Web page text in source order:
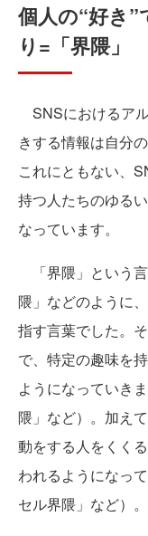
個人の“好き
り=「界隈」
SNSにおけるア
きする情報は自分
これにともない、
持つ人たちのゆる
なっています。
「界隈」という
隈」などのように
指す言葉でした。
で、特定の趣味を
ようになっていき
隈」など）。加え
動をする人をくく
われるようになっ
セル界隈」など）。